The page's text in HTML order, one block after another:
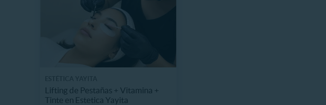
Lifting de Pestañas + Vitamina +
Tinte en Estetica Yayita